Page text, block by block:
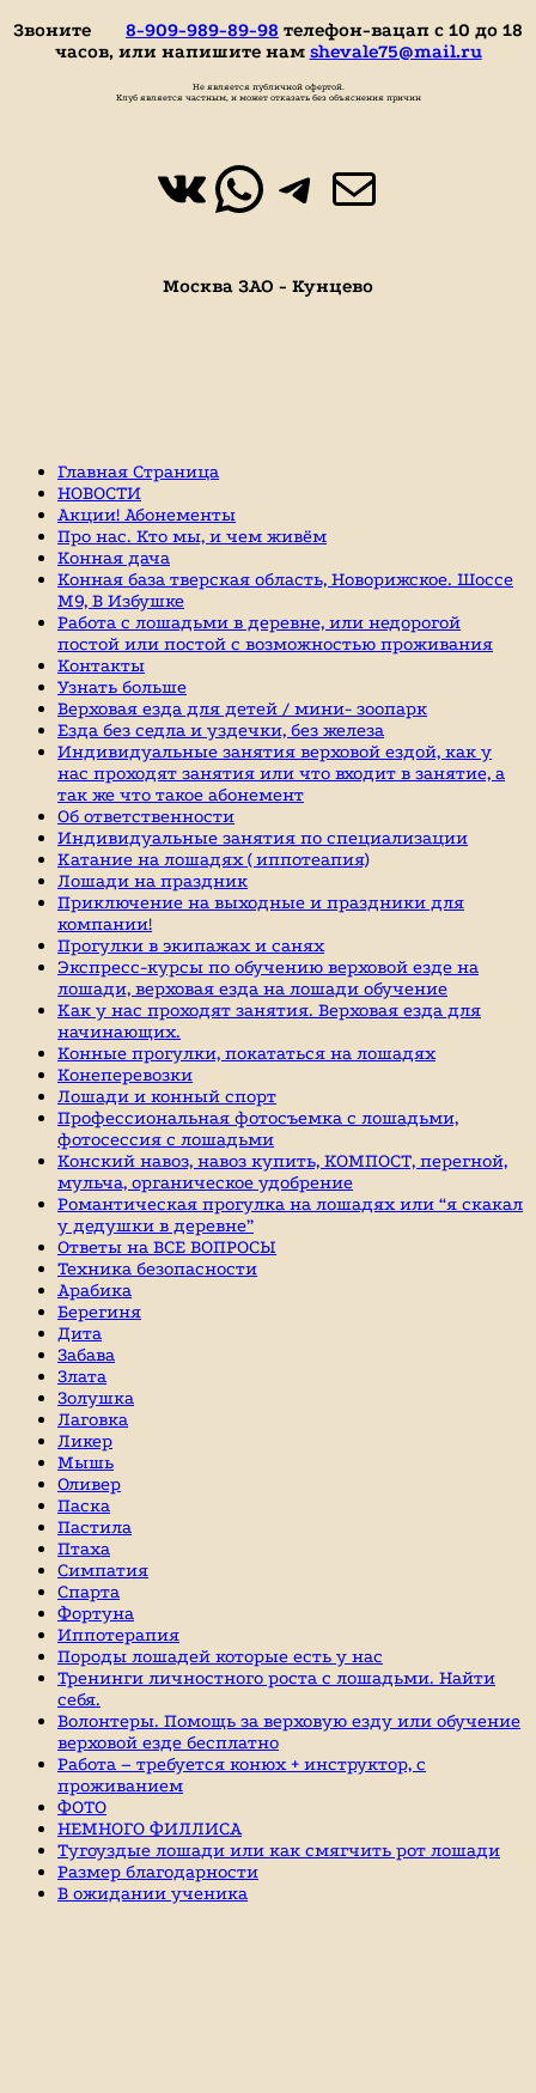
Звоните 8-909-989-89-98 телефон-вацап с 10 до 18
часов, или напишите нам shevale75@mail.ru
Не является публичной офертой.
Клуб является частным, и может отказать без объяснения причин
ВКонтакте
WhatsApp
https://
Почта
Москва ЗАО - Кунцево
Главная Страница
НОВОСТИ
Акции! Абонементы
Про нас. Кто мы, и чем живём
Конная дача
Конная база тверская область, Новорижское. Шоссе
М9, В Избушке
Работа с лошадьми в деревне, или недорогой
постой или постой с возможностью проживания
Контакты
Узнать больше
Верховая езда для детей / мини- зоопарк
Езда без седла и уздечки, без железа
Индивидуальные занятия верховой ездой, как у
нас проходят занятия или что входит в занятие, а
так же что такое абонемент
Об ответственности
Индивидуальные занятия по специализации
Катание на лошадях ( иппотеапия)
Лошади на праздник
Приключение на выходные и праздники для
компании!
Прогулки в экипажах и санях
Экспресс-курсы по обучению верховой езде на
лошади, верховая езда на лошади обучение
Как у нас проходят занятия. Верховая езда для
начинающих.
Конные прогулки, покататься на лошадях
Конеперевозки
Лошади и конный спорт
Профессиональная фотосъемка с лошадьми,
фотосессия с лошадьми
Конский навоз, навоз купить, КОМПОСТ, перегной,
мульча, органическое удобрение
Романтическая прогулка на лошадях или “я скакал
у дедушки в деревне”
Ответы на ВСЕ ВОПРОСЫ
Техника безопасности
Арабика
Берегиня
Дита
Забава
Злата
Золушка
Лаговка
Ликер
Мышь
Оливер
Паска
Пастила
Птаха
Симпатия
Спарта
Фортуна
Иппотерапия
Породы лошадей которые есть у нас
Тренинги личностного роста с лошадьми. Найти
себя.
Волонтеры. Помощь за верховую езду или обучение
верховой езде бесплатно
Работа – требуется конюх + инструктор, с
проживанием
ФОТО
НЕМНОГО ФИЛЛИСА
Тугоуздые лошади или как смягчить рот лошади
Размер благодарности
В ожидании ученика